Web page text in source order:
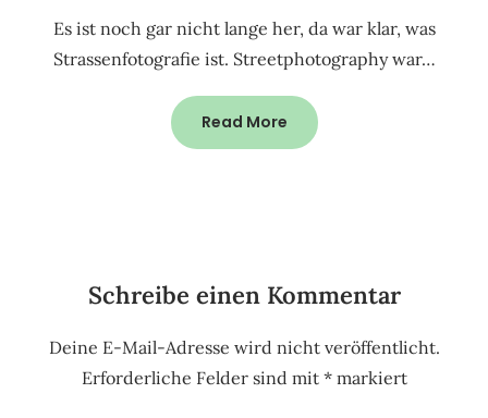
Es ist noch gar nicht lange her, da war klar, was
Strassenfotografie ist. Streetphotography war…
Read More
Schreibe einen Kommentar
Deine E-Mail-Adresse wird nicht veröffentlicht.
Erforderliche Felder sind mit *markiert